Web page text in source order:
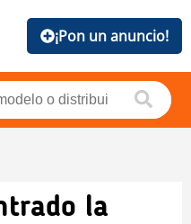
¡Pon un anuncio!
la